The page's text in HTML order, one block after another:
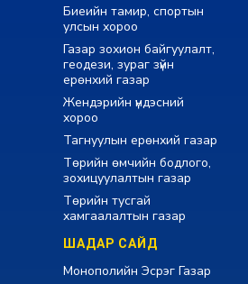
Биеийн тамир, спортын
улсын хороо
Газар зохион байгуулалт,
геодези, зураг зүйн
ерөнхий газар
Жендэрийн үндэсний
хороо
Тагнуулын ерөнхий газар
Төрийн өмчийн бодлого,
зохицуулалтын газар
Төрийн тусгай
хамгаалалтын газар
ШАДАР САЙД
Монополийн Эсрэг Газар